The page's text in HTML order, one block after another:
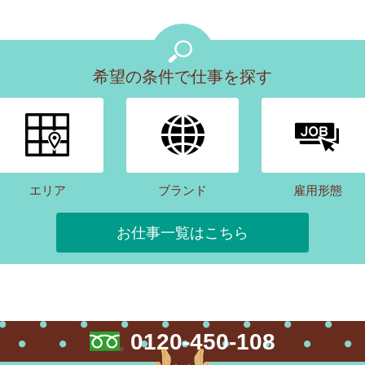
希望の条件で仕事を探す
エリア ブランド 雇用形態
お仕事一覧はこちら
0120-450-108